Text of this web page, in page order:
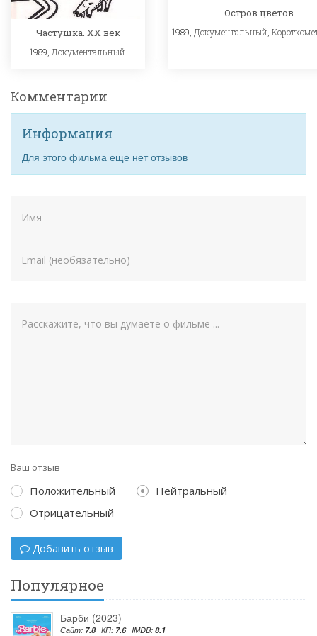
Частушка. ХХ век
1989,Документальный
Остров цветов
1989, Документальный ,
Комментарии
Информация
Для этого фильма еще нет отзывов
Ваш отзыв
Положительный
Нейтральный
Отрицательный
Добавить отзыв
Популярное
Барби (2023)
Сайт: 7.8 КП: 7.6 IMDB: 8.1